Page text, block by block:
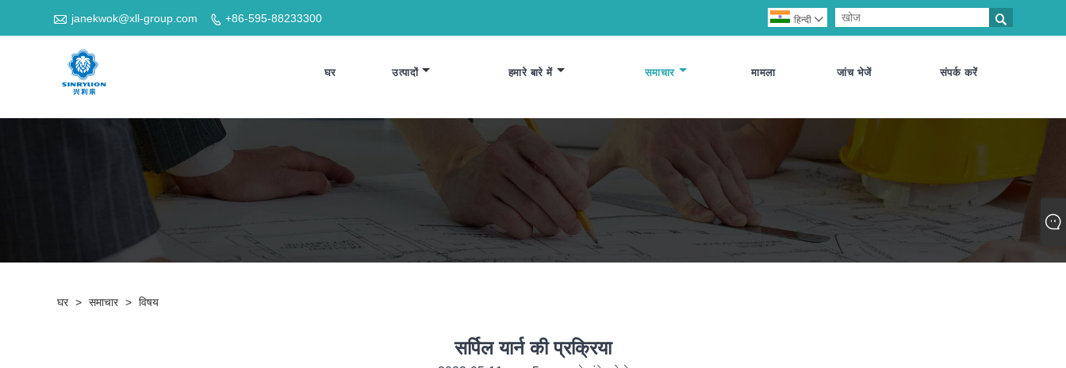
 janekwok@xll-group.com  +86-595-88233300 
हिन्दी 
घर उत्पादों हमारे बारे में समाचार मामला जांच भेजें संपर्क करें
घर > समाचार > विषय
सर्पिल यार्न की प्रक्रिया